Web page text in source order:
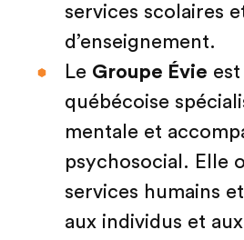
services scolaires
d’enseignement.
Le Groupe Évie
québécoise
mentale et
psychosocial. Elle
services humains
aux individus et